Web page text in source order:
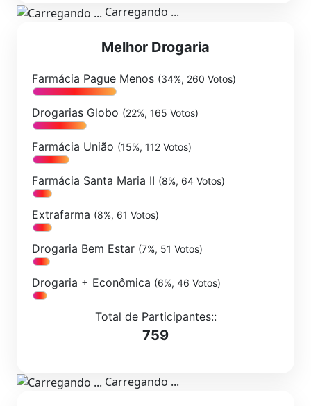
Carregando ...
Melhor Drogaria
Farmácia Pague Menos (34%, 260 Votos)
Drogarias Globo (22%, 165 Votos)
Farmácia União (15%, 112 Votos)
Farmácia Santa Maria II (8%, 64 Votos)
Extrafarma (8%, 61 Votos)
Drogaria Bem Estar (7%, 51 Votos)
Drogaria + Econômica (6%, 46 Votos)
Total de Participantes::
759
Carregando ...